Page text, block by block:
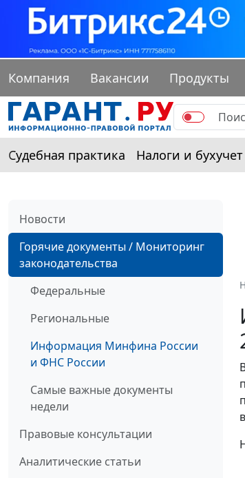
Компания Вакансии Продукты
Судебная практика Налоги и бухучет
Новости
Горячие документы / Мониторинг
законодательства
Федеральные
Региональные
Информация Минфина России
и ФНС России
Самые важные документы
недели
Правовые консультации
Аналитические статьи